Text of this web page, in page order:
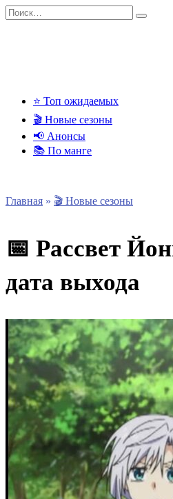
Перейти
к
Search
for:
⭐ Топ ожидаемых
🎬 Новые сезоны
📢 Анонсы
📚 По манге
Главная » 🎬 Новые сезоны
📅 Рассвет
дата выхода